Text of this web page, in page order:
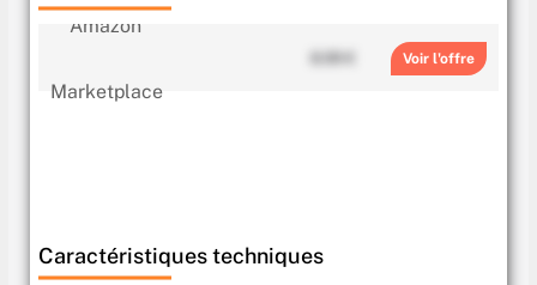
Voir
Caractéristiques techniques